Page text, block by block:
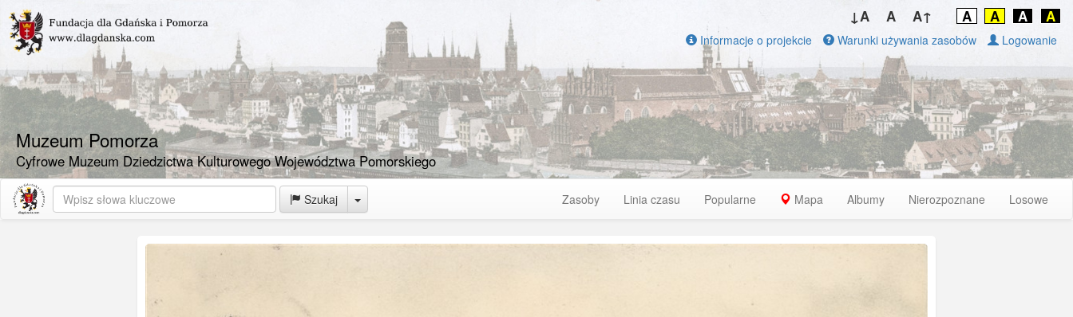
Muzeum Pomorza
Cyfrowe Muzeum Dziedzictwa Kulturowego Województwa Pomorskiego
↓A A A↑ A A A A
Informacje o projekcie Warunki używania zasobów Logowanie
Szukaj Toggle Dropdown Zasoby Linia czasu Popularne Mapa Albumy Nierozpoznane Losowe